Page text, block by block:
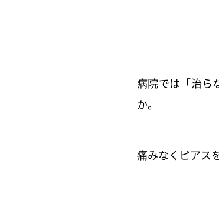
病院では「治ら
か。
痛みなくピアス